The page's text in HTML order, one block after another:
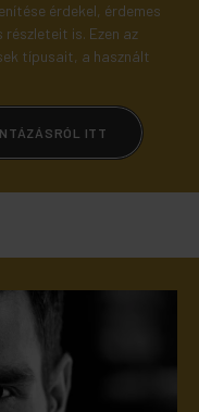
érdekel, érdemes
is. Ezen az
típusait, a használt
ITT